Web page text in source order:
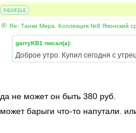
Re: Танки Мира. Коллекция №8 Японский
garryKB1 писал(а):
Доброе утро. Купил сегодня с
да не может он быть 380 руб.
может барыги что-то напутали.